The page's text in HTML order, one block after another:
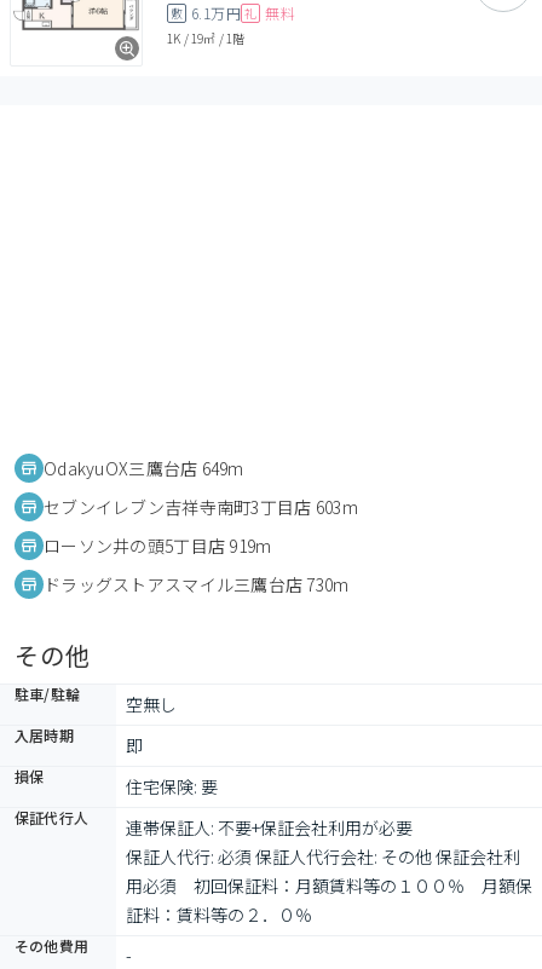
敷 6.1万円 礼 無料
1K / 19㎡ / 1階
OdakyuOX三鷹台店 649m
セブンイレブン吉祥寺南町3丁目店 603m
ローソン井の頭5丁目店 919m
ドラッグストアスマイル三鷹台店 730m
その他
駐車/駐輪 空無し
入居時期 即
損保 住宅保険: 要
保証代行人
連帯保証人: 不要+保証会社利用が必要
保証人代行: 必須 保証人代行会社: その他 保証会社利
用必須　初回保証料：月額賃料等の１００％　月額保
証料：賃料等の２．０％
その他費用 -